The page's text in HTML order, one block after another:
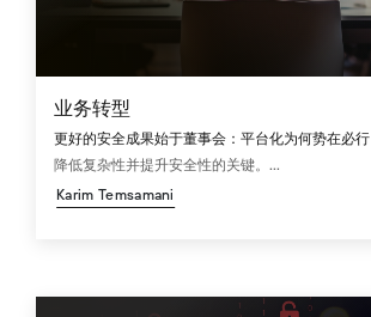
业务转型
更好的安全成果始于董事会：平台化为何势在必行
降低复杂性并提升安全性的关键。...
Karim Temsamani